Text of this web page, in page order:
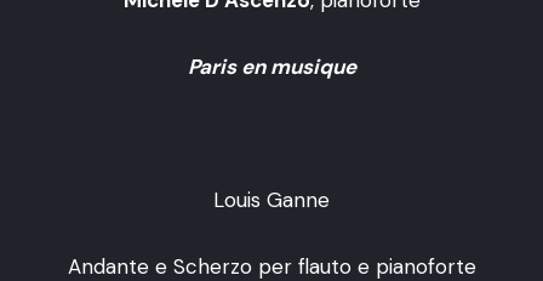
Paris en musique
Louis Ganne
Andante e Scherzo per flauto e pianoforte